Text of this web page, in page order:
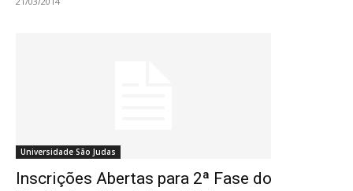
Universidade São Judas
Inscrições Abertas para 2ª Fase do